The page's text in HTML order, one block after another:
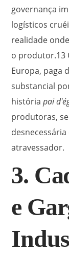
governança
logísticos
realidade
o produtor.13
Europa, paga
substancial
históriapai
produtoras,
atravessador.
3.
e